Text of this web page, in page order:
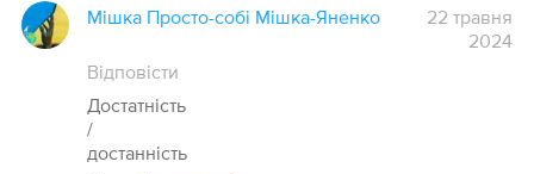
Мішка Просто-собі Мішка-Яненко
22 травня
2024
Відповісти
Достатність
/
достанність